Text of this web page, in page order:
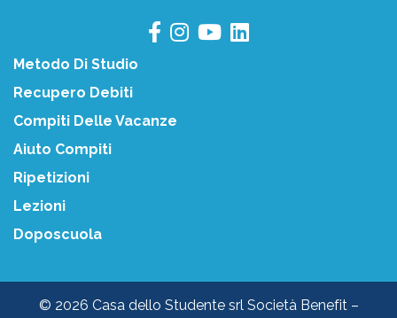
Metodo Di Studio
Recupero Debiti
Compiti Delle Vacanze
Aiuto Compiti
Ripetizioni
Lezioni
Doposcuola
© 2026 Casa dello Studente srl Società Benefit –